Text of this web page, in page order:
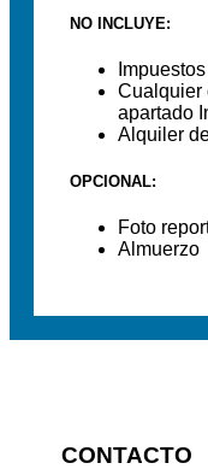
NO INCLUYE:
Cualquier
apartado
Alquiler
OPCIONAL:
Foto
Almuerzo
CONTACTO